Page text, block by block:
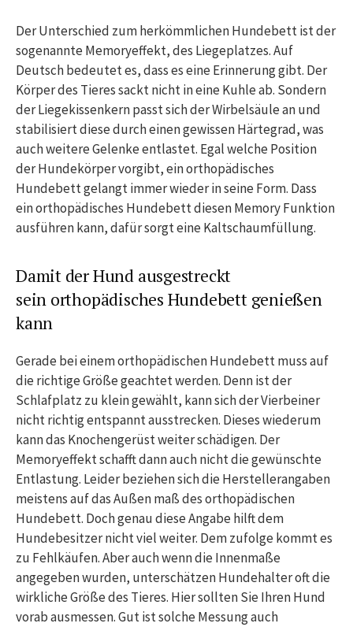
Der Unterschied zum herkömmlichen Hundebett ist der
sogenannte Memoryeffekt, des Liegeplatzes. Auf
Deutsch bedeutet es, dass es eine Erinnerung gibt. Der
Körper des Tieres sackt nicht in eine Kuhle ab. Sondern
der Liegekissenkern passt sich der Wirbelsäule an und
stabilisiert diese durch einen gewissen Härtegrad, was
auch weitere Gelenke entlastet. Egal welche Position
der Hundekörper vorgibt, ein orthopädisches
Hundebett gelangt immer wieder in seine Form. Dass
ein orthopädisches Hundebett diesen Memory Funktion
ausführen kann, dafür sorgt eine Kaltschaumfüllung.
Damit der Hund ausgestreckt
sein orthopädisches Hundebett genießen
kann
Gerade bei einem orthopädischen Hundebett muss auf
die richtige Größe geachtet werden. Denn ist der
Schlafplatz zu klein gewählt, kann sich der Vierbeiner
nicht richtig entspannt ausstrecken. Dieses wiederum
kann das Knochengerüst weiter schädigen. Der
Memoryeffekt schafft dann auch nicht die gewünschte
Entlastung. Leider beziehen sich die Herstellerangaben
meistens auf das Außen maß des orthopädischen
Hundebett. Doch genau diese Angabe hilft dem
Hundebesitzer nicht viel weiter. Dem zufolge kommt es
zu Fehlkäufen. Aber auch wenn die Innenmaße
angegeben wurden, unterschätzen Hundehalter oft die
wirkliche Größe des Tieres. Hier sollten Sie Ihren Hund
vorab ausmessen. Gut ist solche Messung auch